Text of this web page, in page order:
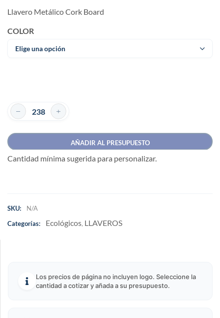
Llavero Metálico Cork Board
COLOR
AÑADIR AL PRESUPUESTO
Cantidad mínima sugerida para personalizar.
SKU:
N/A
Categorías:
Ecológicos, LLAVEROS
Los precios de página no incluyen logo. Seleccione la
cantidad a cotizar y añada a su presupuesto.